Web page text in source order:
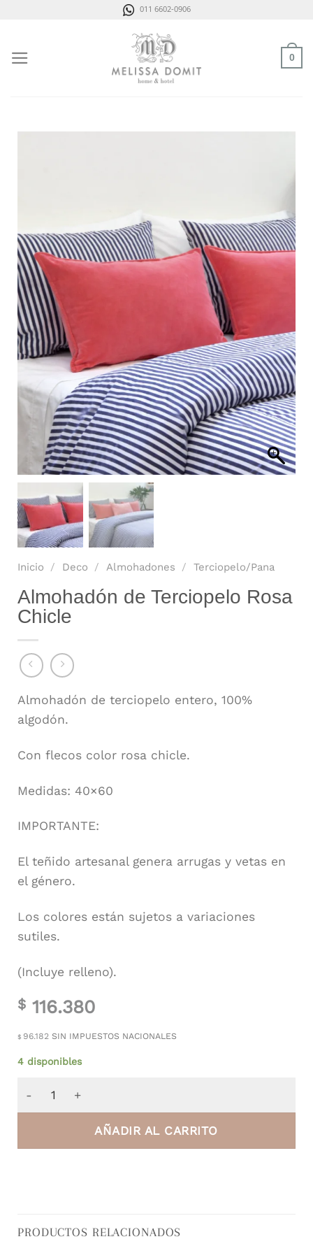
011 6602-0906
0
Inicio / Deco / Almohadones / Terciopelo/Pana
Almohadón de Terciopelo Rosa
Chicle
Almohadón de terciopelo entero, 100%
algodón.
Con flecos color rosa chicle.
Medidas: 40×60
IMPORTANTE:
El teñido artesanal genera arrugas y vetas en
el género.
Los colores están sujetos a variaciones
sutiles.
(Incluye relleno).
$ 116.380
$96.182 SIN IMPUESTOS NACIONALES
4 disponibles
AÑADIR AL CARRITO
PRODUCTOS RELACIONADOS